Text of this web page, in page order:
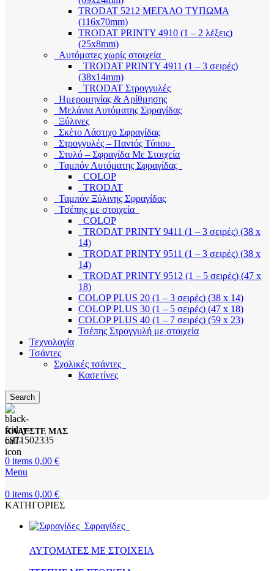
TRODAT 5212 ΜΕΓΑΛΟ ΤΥΠΩΜΑ
(116x70mm)
TRODAT PRINTY 4910 (1 – 2 λέξεις)
(25x8mm)
Αυτόματες χωρίς στοιχεία
TRODAT PRINTY 4911 (1 – 3 σειρές)
(38x14mm)
TRODAT Στρογγυλές
Ημερομηνίας & Αρίθμησης
Μελάνια Αυτόματης Σφραγίδας
Ξύλινες
Σκέτο Λάστιχο Σφραγίδας
Στρογγυλές – Παντός Τύπου
Στυλό – Σφραγίδα Με Στοιχεία
Ταμπόν Αυτόματης Σφραγίδας
COLOP
TRODAT
Ταμπόν Ξύλινης Σφραγίδας
Τσέπης με στοιχεία
COLOP
TRODAT PRINTY 9411 (1 – 3 σειρές) (38 x
14)
TRODAT PRINTY 9511 (1 – 3 σειρές) (38 x
14)
TRODAT PRINTY 9512 (1 – 5 σειρές) (47 x
18)
COLOP PLUS 20 (1 – 3 σειρές) (38 x 14)
COLOP PLUS 30 (1 – 5 σειρές) (47 x 18)
COLOP PLUS 40 (1 – 7 σειρές) (59 x 23)
Τσέπης Στρογγυλή με στοιχεία
Τεχνολογία
Τσάντες
Σχολικές τσάντες
Κασετίνες
Search
ΚΑΛΕΣΤΕ ΜΑΣ
6971502335
0 items 0,00 €
Menu
0 items 0,00 €
ΚΑΤΗΓΟΡΙΕΣ
Σφραγίδες
ΑΥΤΟΜΑΤΕΣ ΜΕ ΣΤΟΙΧΕΙΑ